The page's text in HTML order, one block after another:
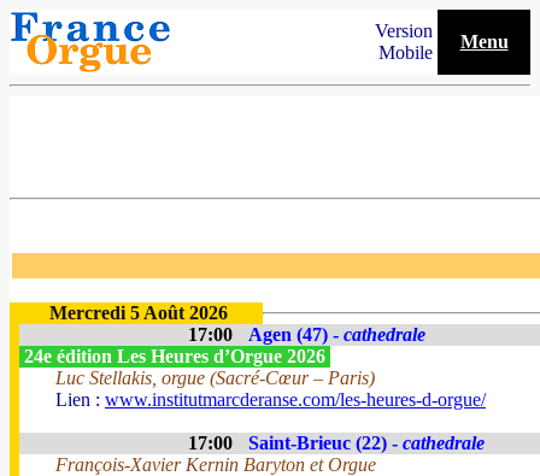
Version
Mobile
Menu
Mercredi 5 Août 2026
17:00
Agen (47) - cathedrale
24e édition Les Heures d’Orgue 2026
Luc Stellakis, orgue (Sacré-Cœur – Paris)
Lien : www.institutmarcderanse.com/les-heures-d-orgue/
17:00 Saint-Brieuc (22) - cathedrale
François-Xavier Kernin Baryton et Orgue